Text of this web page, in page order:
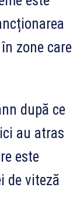
zone care
după ce
au atras
este
de viteză